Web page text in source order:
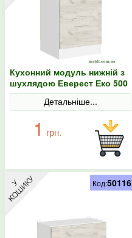
Кухонний модуль нижній з
шухлядою Еверест Еко 500
дуб крафт білий/графіт/
білий 50х46х82
Детальніше...
1 грн.
Код:50116